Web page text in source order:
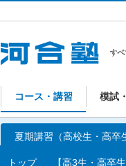
コース・講習 模試
夏期講習（高校生・高卒
トップ 【高3生・高卒